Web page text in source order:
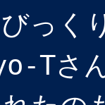
っく
Tさ